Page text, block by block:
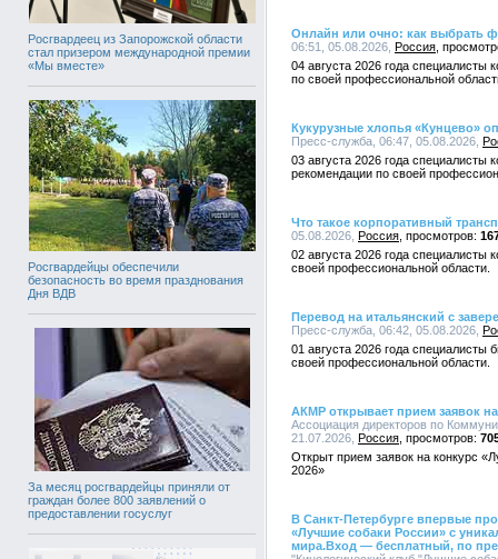
Росгвардеец из Запорожской области
стал призером международной премии
«Мы вместе»
Росгвардейцы обеспечили
безопасность во время празднования
Дня ВДВ
За месяц росгвардейцы приняли от
граждан более 800 заявлений о
предоставлении госуслуг
Онлайн или очно: как выбрать
06:51, 05.08.2026, Россия
04 августа 2026 года специалисты
по своей профессиональной
Кукурузные хлопья «Кунцево»
Пресс-служба, 06:47, 05.08.2026,
03 августа 2026 года специалисты
рекомендации по своей
Что такое корпоративный
05.08.2026, Россия
02 августа 2026 года специалисты
своей профессиональной области.
Перевод на итальянский с
Пресс-служба, 06:42, 05.08.2026,
01 августа 2026 года специалисты
своей профессиональной области.
АКМР открывает прием заявок
Ассоциация директоров по
21.07.2026, Россия
Открыт прием заявок на конкурс
2026»
В Санкт-Петербурге впервые
«Лучшие собаки России» с
мира.Вход — бесплатный, по